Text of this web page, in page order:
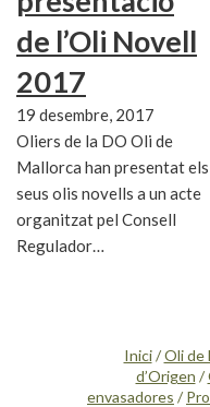
de l’Oli Novell
2017
19 desembre, 2017
Oliers de la DO Oli de
Mallorca han presentat els
seus olis novells a un acte
organitzat pel Consell
Regulador…
Inici/Oli de
d’Origen /
envasadores /